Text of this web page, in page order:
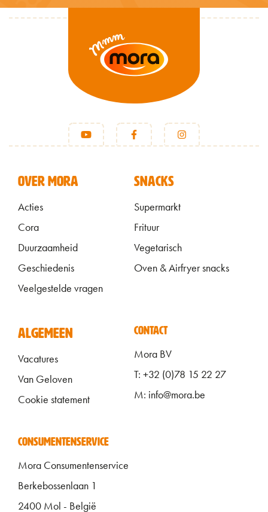
VOET
OVER MORA
Acties
Cora
Duurzaamheid
Geschiedenis
Veelgestelde vragen
SNACKS
Supermarkt
Frituur
Vegetarisch
Oven & Airfryer snacks
ALGEMEEN FOOTER
ALGEMEEN
Vacatures
Van Geloven
Cookie statement
CONTACT
Mora BV
T: +32 (0)78 15 22 27
M: info@mora.be
CONSUMENTENSERVICE
Mora Consumentenservice
Berkebossenlaan 1
2400 Mol - België